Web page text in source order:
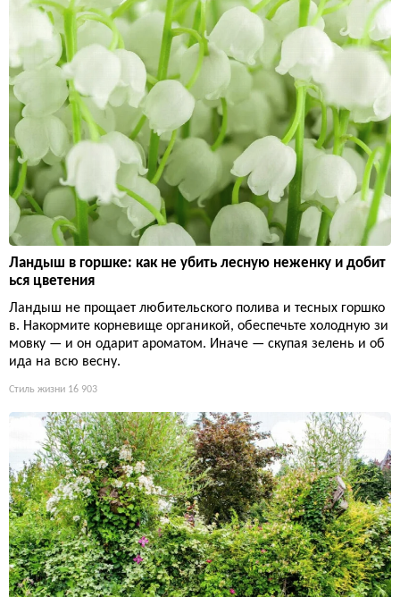
Ландыш в горшке: как не убить лесную неженку и добит
ься цветения
Ландыш не прощает любительского полива и тесных горшко
в. Накормите корневище органикой, обеспечьте холодную зи
мовку — и он одарит ароматом. Иначе — скупая зелень и об
ида на всю весну.
Стиль жизни 16 903